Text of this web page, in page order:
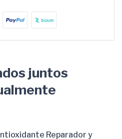
juntos
Reparador y